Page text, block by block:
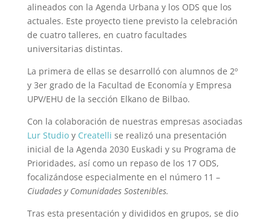
alineados con la Agenda Urbana y los ODS que los
actuales. Este proyecto tiene previsto la celebración
de cuatro talleres, en cuatro facultades
universitarias distintas.
La primera de ellas se desarrolló con alumnos de 2º
y 3er grado de la Facultad de Economía y Empresa
UPV/EHU de la sección Elkano de Bilbao.
Con la colaboración de nuestras empresas asociadas
Lur Studioy Createlli se realizó una presentación
inicial de la Agenda 2030 Euskadi y su Programa de
Prioridades, así como un repaso de los 17 ODS,
focalizándose especialmente en el número 11 –
Ciudades y Comunidades Sostenibles.
Tras esta presentación y divididos en grupos, se dio